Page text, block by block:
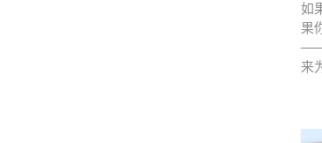
如
果
——
来